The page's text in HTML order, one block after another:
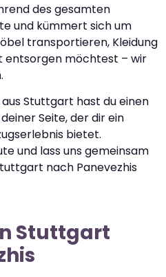
des gesamten
und kümmert sich um
transportieren, Kleidung
entsorgen möchtest – wir
Stuttgart hast du einen
Seite, der dir ein
bietet.
und lass uns gemeinsam
nach Panevezhis
Stuttgart